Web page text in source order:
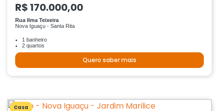
R$ 170.000,00
Rua Ilma Teixeira
Nova Iguaçu - Santa Rita
1 banheiro
2 quartos
Quero saber mais
Casa